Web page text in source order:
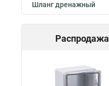
Шланг дренажный
Распродажа